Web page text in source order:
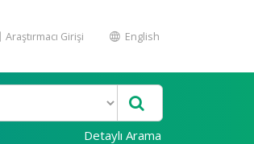
Araştırmacı Girişi English
Detaylı Arama